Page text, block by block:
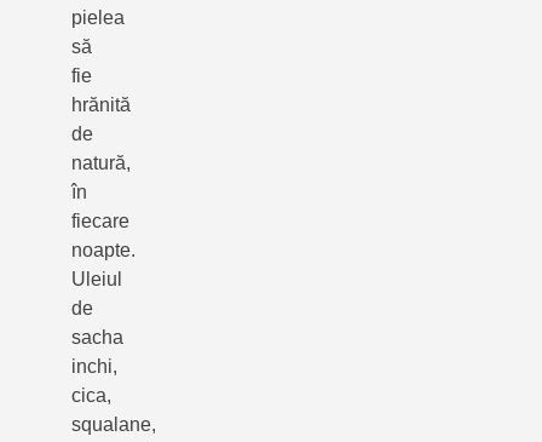
pielea
să
fie
hrănită
de
natură,
în
fiecare
noapte.
Uleiul
de
sacha
inchi,
cica,
squalane,